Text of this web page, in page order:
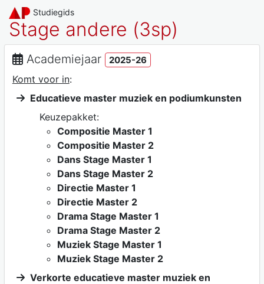
Studiegids
Stage andere (3sp)
Academiejaar 2025-26
Komt voor in:
Educatieve master muziek en podiumkunsten
Keuzepakket:
Compositie Master 1
Compositie Master 2
Dans Stage Master 1
Dans Stage Master 2
Directie Master 1
Directie Master 2
Drama Stage Master 1
Drama Stage Master 2
Muziek Stage Master 1
Muziek Stage Master 2
Verkorte educatieve master muziek en